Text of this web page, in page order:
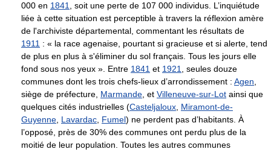
000 en 1841, soit une perte de 107 000 individus. L’inquiétude
liée à cette situation est perceptible à travers la réflexion amère
de l'archiviste départemental, commentant les résultats de
1911 : « la race agenaise, pourtant si gracieuse et si alerte, tend
de plus en plus à s'éliminer du sol français. Tous les jours elle
fond sous nos yeux ». Entre 1841 et 1921, seules douze
communes dont les trois chefs-lieux d’arrondissement : Agen,
siège de préfecture, Marmande, et Villeneuve-sur-Lot ainsi que
quelques cités industrielles (Casteljaloux, Miramont-de-
Guyenne, Lavardac, Fumel) ne perdent pas d’habitants. À
l’opposé, près de 30% des communes ont perdu plus de la
moitié de leur population. Toutes les autres communes